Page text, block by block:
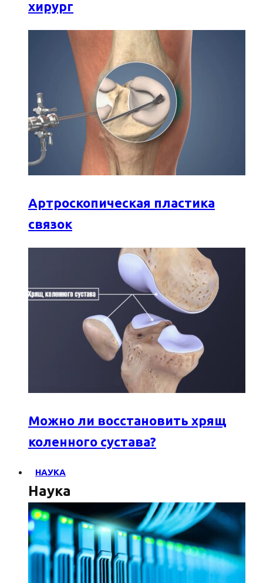
хирург
Артроскопическая пластика
связок
Можно ли восстановить хрящ
коленного сустава?
НАУКА
Наука